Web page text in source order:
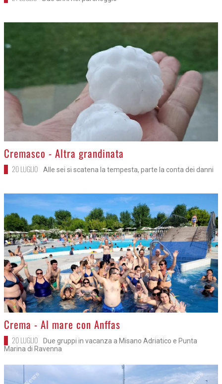
>
Cremasco - Altra grandinata
20 LUGLIO Alle sei si scatena la tempesta, parte la conta dei danni
>
Crema - Al mare con Anffas
20 LUGLIO
Due gruppi in vacanza a Misano Adriatico e Punta
Marina di Ravenna